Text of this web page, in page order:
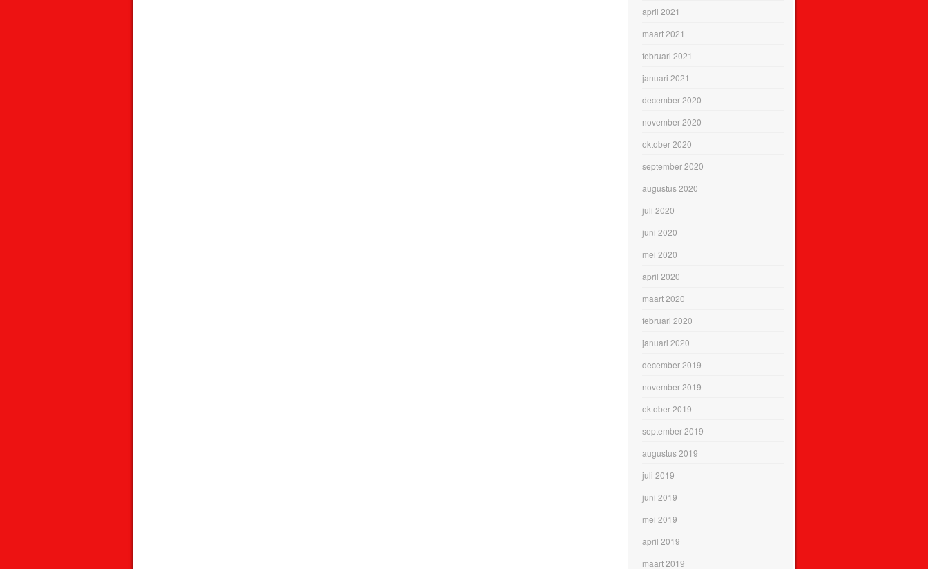
april 2021
maart 2021
februari 2021
januari 2021
december 2020
november 2020
oktober 2020
september 2020
augustus 2020
juli 2020
juni 2020
mei 2020
april 2020
maart 2020
februari 2020
januari 2020
december 2019
november 2019
oktober 2019
september 2019
augustus 2019
juli 2019
juni 2019
mei 2019
april 2019
maart 2019